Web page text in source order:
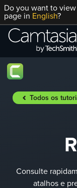
Skip
to
content
Do you want to
page in English?
Todos os
Consulte
atalhos e